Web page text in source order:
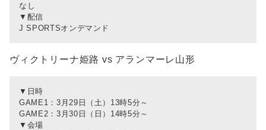
なし
▼配信
J SPORTSオンデマンド
ヴィクトリーナ姫路 vs アランマーレ山形
▼日時
GAME1：3月29日（土）13時5分～
GAME2：3月30日（日）14時5分～
▼会場